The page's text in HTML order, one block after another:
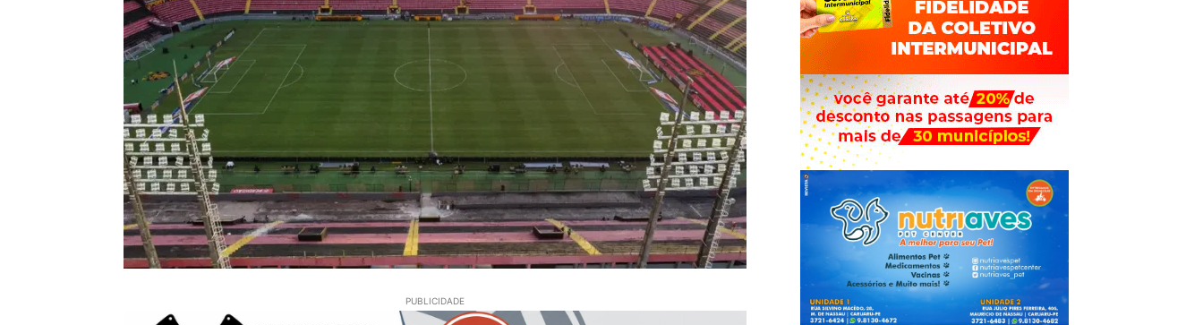
PUBLICIDADE